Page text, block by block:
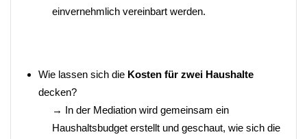
einvernehmlich vereinbart werden.
Wie lassen sich die Kosten für zwei Haushalte
decken?
→ In der Mediation wird gemeinsam ein
Haushaltsbudget erstellt und geschaut, wie sich die